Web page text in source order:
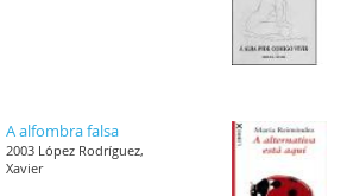
A alfombra falsa
2003 López Rodríguez,
Xavier